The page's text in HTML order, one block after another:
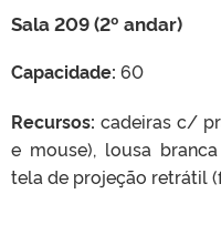
Sala 209 (2º andar)
Capacidade: 60
Recursos: cadeiras c/
e mouse), lousa
tela de projeção retrátil